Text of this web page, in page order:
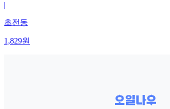
|
초전동
1,829원